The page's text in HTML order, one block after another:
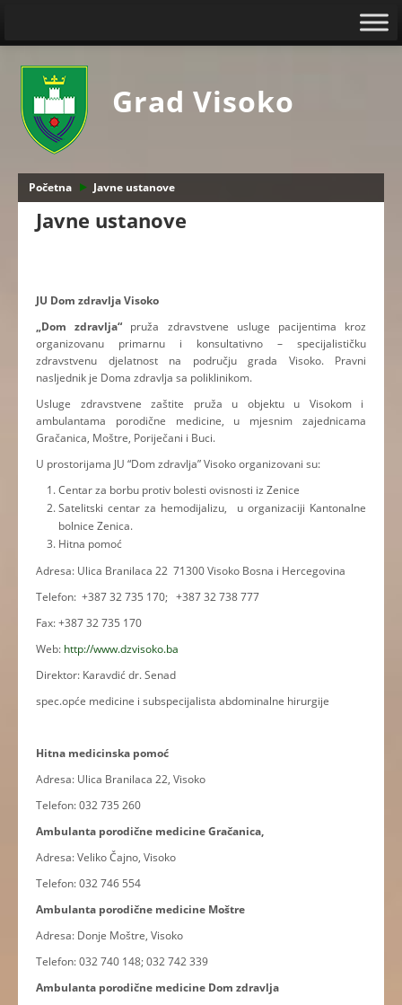
Grad Visoko
Početna Javne ustanove
Javne ustanove
JU Dom zdravlja Visoko
„Dom zdravlja“ pruža zdravstvene usluge pacijentima kroz
organizovanu primarnu i konsultativno – specijalističku
zdravstvenu djelatnost na području grada Visoko. Pravni
nasljednik je Doma zdravlja sa poliklinikom.
Usluge zdravstvene zaštite pruža u objektu u Visokom i
ambulantama porodične medicine, u mjesnim zajednicama
Gračanica, Moštre, Poriječani i Buci.
U prostorijama JU “Dom zdravlja” Visoko organizovani su:
Centar za borbu protiv bolesti ovisnosti iz Zenice
Satelitski centar za hemodijalizu, u organizaciji Kantonalne
bolnice Zenica.
Hitna pomoć
Adresa: Ulica Branilaca 22 71300 Visoko Bosna i Hercegovina
Telefon: +387 32 735 170; +387 32 738 777
Fax: +387 32 735 170
Web: http://www.dzvisoko.ba
Direktor: Karavdić dr. Senad
spec.opće medicine i subspecijalista abdominalne hirurgije
Hitna medicinska pomoć
Adresa: Ulica Branilaca 22, Visoko
Telefon: 032 735 260
Ambulanta porodične medicine Gračanica,
Adresa: Veliko Čajno, Visoko
Telefon: 032 746 554
Ambulanta porodične medicine Moštre
Adresa: Donje Moštre, Visoko
Telefon: 032 740 148; 032 742 339
Ambulanta porodične medicine Dom zdravlja